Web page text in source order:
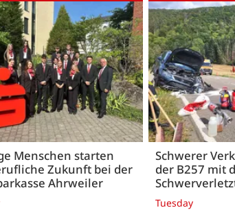
Menschen starten
Zukunft bei der
Ahrweiler
Schwerer
der B257 mit
Tuesday